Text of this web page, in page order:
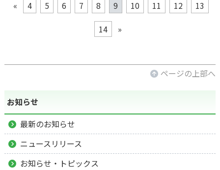
« 4 5 6 7 8 9 10 11 12
13
14
»
ページの上部へ
お知らせ
最新のお知らせ
ニュースリリース
お知らせ・トピックス